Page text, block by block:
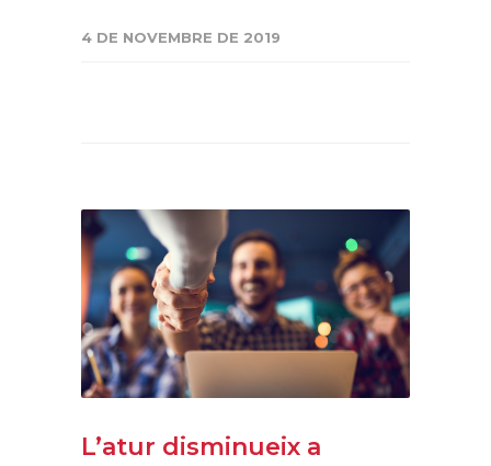
4 DE NOVEMBRE DE 2019
L’atur disminueix a